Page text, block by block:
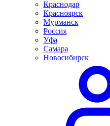
Краснодар
Красноярск
Мурманск
Россия
Уфа
Самара
Новосибирск